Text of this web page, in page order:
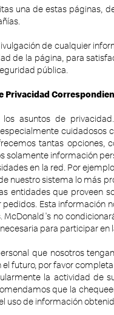
una de estas páginas,
de cualquier
de la página, para
pública.
Privacidad
asuntos de
tantas opciones,
información
en la red. Por
nuestro sistema lo más
entidades que proveen
Esta información
no
para participar en
que nosotros
futuro, por favor
la actividad de
que la
uso de información